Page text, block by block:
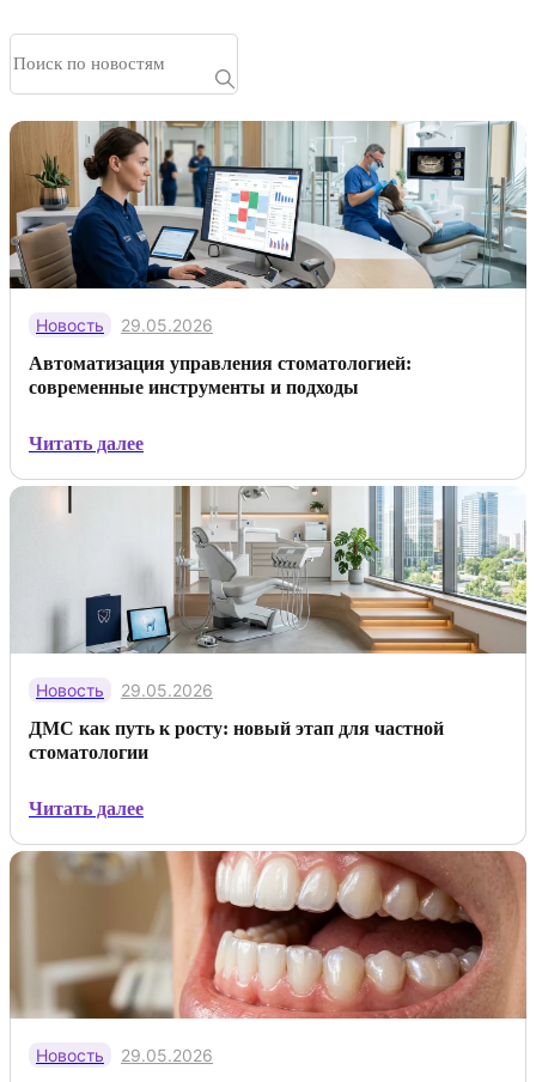
Новость
29.05.2026
Автоматизация управления стоматологией:
современные инструменты и подходы
Читать далее
Новость
29.05.2026
ДМС как путь к росту: новый этап для частной
стоматологии
Читать далее
Новость
29.05.2026